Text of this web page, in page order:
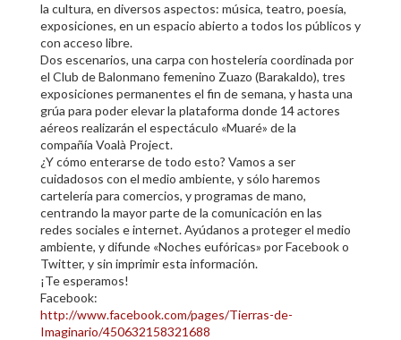
la cultura, en diversos aspectos: música, teatro, poesía,
exposiciones, en un espacio abierto a todos los públicos y
con acceso libre.
Dos escenarios, una carpa con hostelería coordinada por
el Club de Balonmano femenino Zuazo (Barakaldo), tres
exposiciones permanentes el fin de semana, y hasta una
grúa para poder elevar la plataforma donde 14 actores
aéreos realizarán el espectáculo «Muaré» de la
compañía Voalà Project.
¿Y cómo enterarse de todo esto? Vamos a ser
cuidadosos con el medio ambiente, y sólo haremos
cartelería para comercios, y programas de mano,
centrando la mayor parte de la comunicación en las
redes sociales e internet. Ayúdanos a proteger el medio
ambiente, y difunde «Noches eufóricas» por Facebook o
Twitter, y sin imprimir esta información.
¡Te esperamos!
Facebook:
http://www.facebook.com/pages/Tierras-de-
Imaginario/450632158321688